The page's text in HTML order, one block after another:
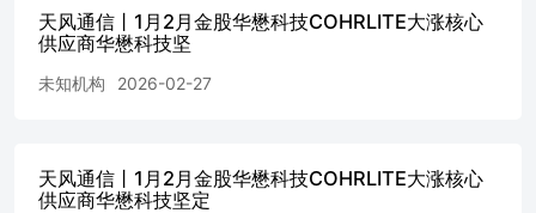
测试于一体的能力。预期差三（算力板卡）：公司作为国内
算力卡龙头板卡独家供应商，当下需求非常旺盛，#同时未
都有望充分释放。
天风通信丨1月2月金股华懋科技COHRLITE大涨核心
供应商华懋科技坚
未知机构 2026-02-27
天风通信丨1月2月金股华懋科技COHRLITE大涨核心
供应商华懋科技坚定